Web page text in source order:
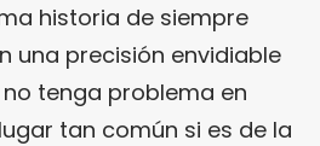
historia de siempre
una precisión envidiable
tenga problema en
tan común si es de la